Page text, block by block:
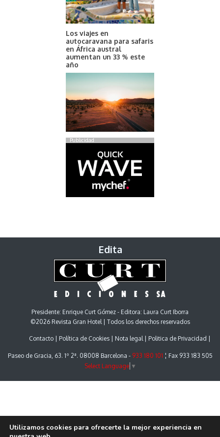
Los viajes en
autocaravana para safaris
en África austral
aumentan un 33 % este
año
Publicidad
Edita
Presidente: Enrique Curt Gómez - Editora: Laura Curt Iborra
©2026 Revista Gran Hotel | Todos los derechos reservados
Contacto Política de Cookies Nota legal Politica de Privacidad
Paseo de Gracia, 63. 1º 2ª. 08008 Barcelona - 933 180 101 ¦ Fax 933 183 505
Select Language ▼
Utilizamos cookies para ofrecerte la mejor experiencia en